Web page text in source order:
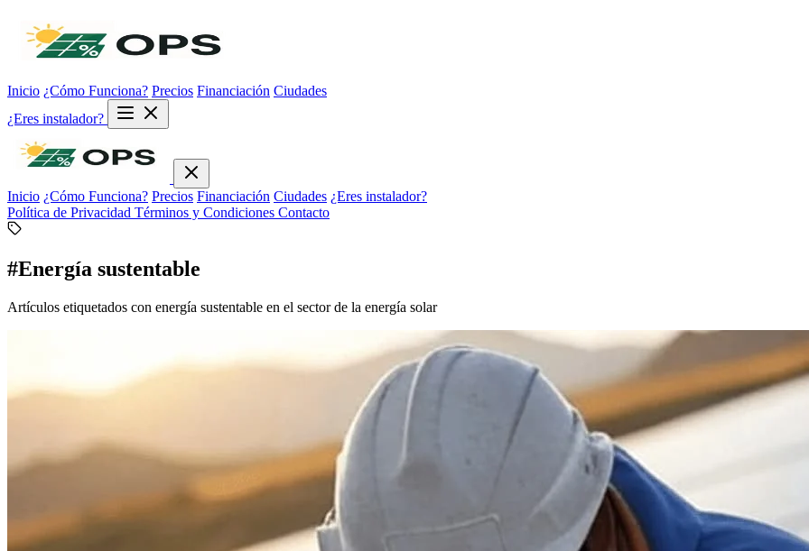
Inicio ¿Cómo Funciona? Precios Financiación Ciudades
¿Eres instalador?
Inicio ¿Cómo Funciona? Precios Financiación Ciudades ¿Eres instalador?
Política de Privacidad Términos y Condiciones Contacto
#Energía sustentable
Artículos etiquetados con energía sustentable en el sector de la energía solar